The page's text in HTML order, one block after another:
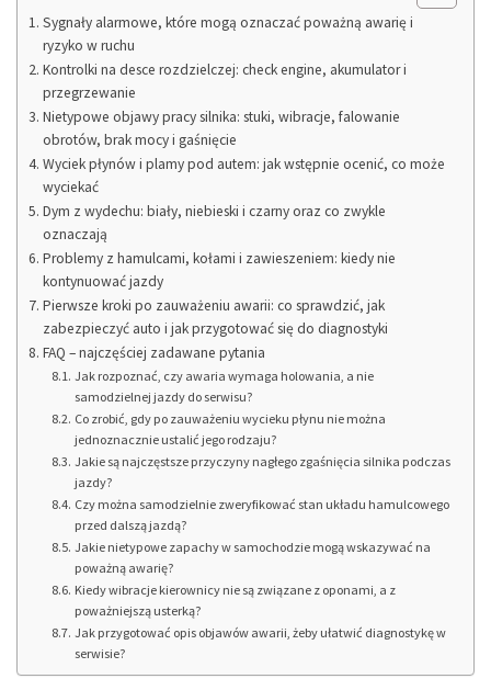
Sygnały alarmowe, które mogą oznaczać poważną awarię i
ryzyko w ruchu
Kontrolki na desce rozdzielczej: check engine, akumulator i
przegrzewanie
Nietypowe objawy pracy silnika: stuki, wibracje, falowanie
obrotów, brak mocy i gaśnięcie
Wyciek płynów i plamy pod autem: jak wstępnie ocenić, co może
wyciekać
Dym z wydechu: biały, niebieski i czarny oraz co zwykle
oznaczają
Problemy z hamulcami, kołami i zawieszeniem: kiedy nie
kontynuować jazdy
Pierwsze kroki po zauważeniu awarii: co sprawdzić, jak
zabezpieczyć auto i jak przygotować się do diagnostyki
FAQ – najczęściej zadawane pytania
Jak rozpoznać, czy awaria wymaga holowania, a nie
samodzielnej jazdy do serwisu?
Co zrobić, gdy po zauważeniu wycieku płynu nie można
jednoznacznie ustalić jego rodzaju?
Jakie są najczęstsze przyczyny nagłego zgaśnięcia silnika podczas
jazdy?
Czy można samodzielnie zweryfikować stan układu hamulcowego
przed dalszą jazdą?
Jakie nietypowe zapachy w samochodzie mogą wskazywać na
poważną awarię?
Kiedy wibracje kierownicy nie są związane z oponami, a z
poważniejszą usterką?
Jak przygotować opis objawów awarii, żeby ułatwić diagnostykę w
serwisie?